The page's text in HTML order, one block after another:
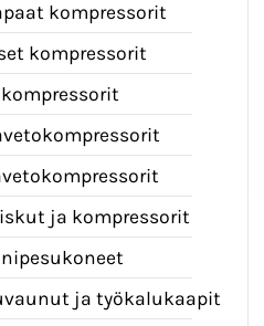
kompressorit
kompressorit
ja kompressorit
ja työkalukaapit